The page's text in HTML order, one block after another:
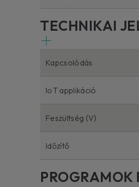
TECHNIKAI
Kapcsolódás
IoT applikáció
Feszültség (V)
Időzítő
PROGRAMOK